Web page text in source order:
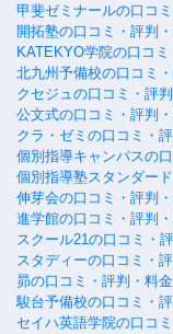
甲斐ゼミナールの口コ
開拓塾の口コミ・評判
KATEKYO学院の口コ
北九州予備校の口コミ
クセジュの口コミ・評
公文式の口コミ・評判
クラ・ゼミの口コミ・
個別指導キャンパスの
個別指導塾スタンダー
伸芽会の口コミ・評判
進学館の口コミ・評判
スクール21の口コミ・
スタディーの口コミ・
昴の口コミ・評判・料
駿台予備校の口コミ・
セイハ英語学院の口コ